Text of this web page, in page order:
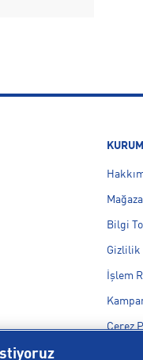
Bilgi
Gizlilik
İşlem
Çerez